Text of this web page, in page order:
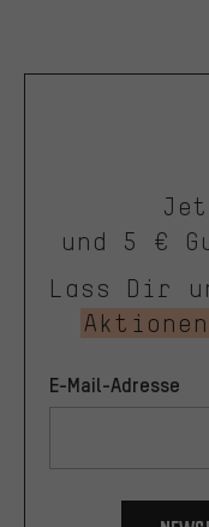
und 5 €
Lass Dir
Aktionen
E-Mail-Adresse